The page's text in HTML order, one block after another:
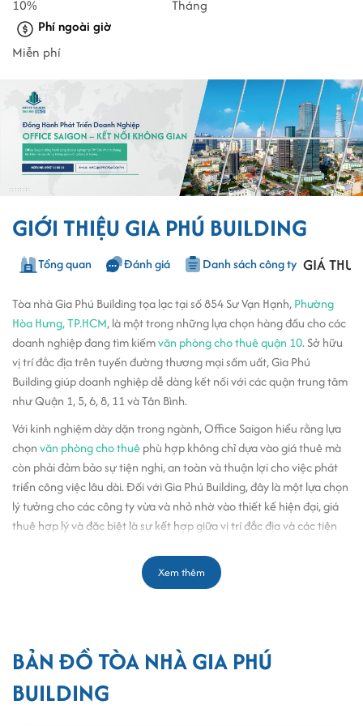
10%
Tháng
Phí ngoài giờ
Miễn phí
GIỚI THIỆU GIA PHÚ BUILDING
Tổng quan Đánh giá Danh sách công ty GIÁ
Tòa nhà Gia Phú Building tọa lạc tại số 854 Sư Vạn Hạnh,Phường
Hòa Hưng, TP.HCM, là một trong những lựa chọn hàng đầu cho các
doanh nghiệp đang tìm kiếmvăn phòng cho thuê quận 10. Sở hữu
vị trí đắc địa trên tuyến đường thương mại sầm uất, Gia Phú
Building giúp doanh nghiệp dễ dàng kết nối với các quận trung tâm
như Quận 1, 5, 6, 8, 11 và Tân Bình.
Với kinh nghiệm dày dặn trong ngành, Office Saigon hiểu rằng lựa
chọnvăn phòng cho thuêphù hợp không chỉ dựa vào giá thuê mà
còn phải đảm bảo sự tiện nghi, an toàn và thuận lợi cho việc phát
triển công việc lâu dài. Đối với Gia Phú Building, đây là một lựa chọn
lý tưởng cho các công ty vừa và nhỏ nhờ vào thiết kế hiện đại, giá
thuê hợp lý và đặc biệt là sự kết hợp giữa vị trí đắc địa và các tiện
Quy mô và thiết kế tòa nhà Gia Phú
Kết cấu: 8 tầng – 2 hầm
Diện tích sàn văn phòng: 240m2/sàn
Tổng diện tích sử dụng: 2.160m2
Độ cao trần: 2,6m
Xem thêm
BẢN ĐỒ TÒA NHÀ GIA PHÚ
BUILDING